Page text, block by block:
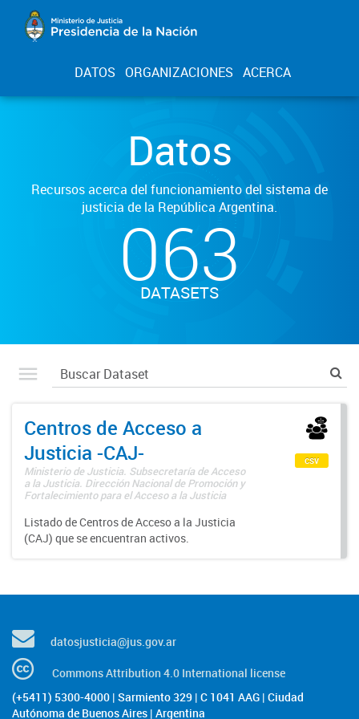
DATOS ORGANIZACIONES ACERCA
Datos
Recursos acerca del funcionamiento del sistema de
justicia de la República Argentina.
063
DATASETS
Centros de Acceso a
Justicia -CAJ-
Ministerio de Justicia. Subsecretaría de Acceso
a la Justicia. Dirección Nacional de Promoción y
Fortalecimiento para el Acceso a la Justicia
Listado de Centros de Acceso a la Justicia
(CAJ) que se encuentran activos.
csv
datosjusticia@jus.gov.ar
Commons Attribution 4.0 International license
(+5411) 5300-4000 | Sarmiento 329 | C 1041 AAG | Ciudad
Autónoma de Buenos Aires | Argentina